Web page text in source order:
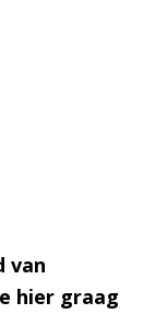
van
hier graag